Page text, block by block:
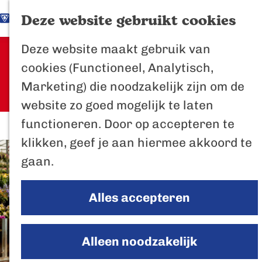
Deze website gebruikt cookies
Deze website maakt gebruik van
cookies (Functioneel, Analytisch,
Marketing) die noodzakelijk zijn om de
website zo goed mogelijk te laten
functioneren. Door op accepteren te
klikken, geef je aan hiermee akkoord te
gaan.
Alles accepteren
Alleen noodzakelijk
d
e
h
o
m
e
p
K
a
r
t
Z
e
k
e
n
e
n
u
Het Biesbosch
Poort naar de
Biesbosch
Bertus de
In de regio
Het
De Efteling
Breda
Oosterhout
Sorry, deze activiteit is niet meer
beschikbaar. Bekijk hetactuele
aanbodvoor de beschikbare opties.